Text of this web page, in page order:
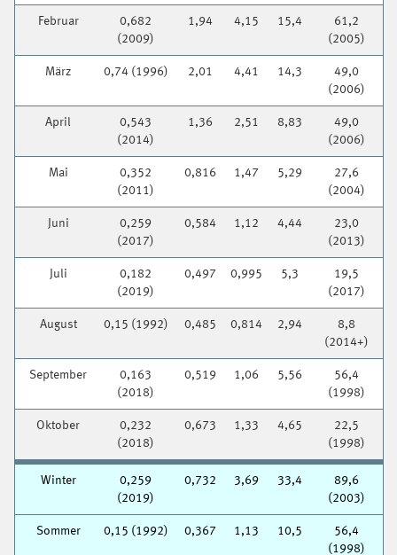
Februar
0,682
(2009)
1,94 4,15 15,4
61,2
(2005)
März 0,74 (1996) 2,01 4,41 14,3
49,0
(2006)
April
0,543
(2014)
1,36 2,51 8,83
49,0
(2006)
Mai
0,352
(2011)
0,816 1,47 5,29
27,6
(2004)
Juni
0,259
(2017)
0,584 1,12 4,44
23,0
(2013)
Juli
0,182
(2019)
0,497 0,995 5,3
19,5
(2017)
August 0,15 (1992) 0,485 0,814 2,94
8,8
(2014+)
September
0,163
(2018)
0,519 1,06 5,56
56,4
(1998)
Oktober
0,232
(2018)
0,673 1,33 4,65
22,5
(1998)
Winter
0,259
(2019)
0,732 3,69 33,4
89,6
(2003)
Sommer 0,15 (1992) 0,367 1,13 10,5
56,4
(1998)